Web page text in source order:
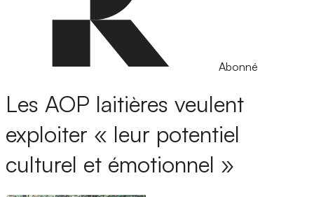
Abonné
Les AOP laitières veulent
exploiter « leur potentiel
culturel et émotionnel »